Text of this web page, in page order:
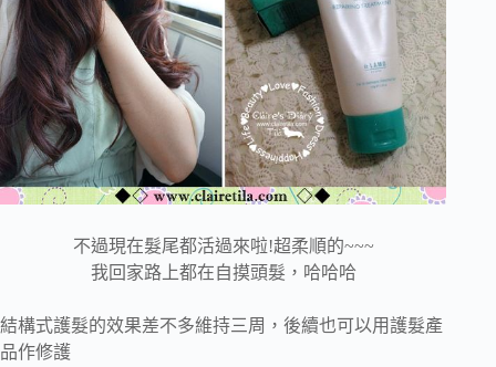
不過現在髮尾都活過來啦!超柔順的~~~
我回家路上都在自摸頭髮，哈哈哈
結構式護髮的效果差不多維持三周，後續也可以用護髮產
品作修護